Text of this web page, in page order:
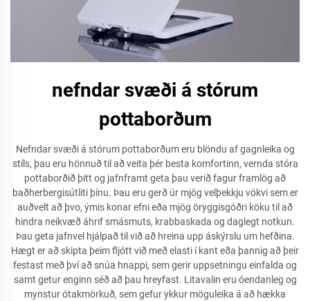
nefndar svæði á stórum
pottaborðum
Nefndar svæði á stórum pottaborðum eru blöndu af gagnleika og
stíls, þau eru hönnuð til að veita þér besta komfortinn, vernda stóra
pottaborðið þitt og jafnframt geta þau verið fagur framlög að
baðherbergisútliti þínu. Þau eru gerð úr mjög velþekkju vökvi sem er
auðvelt að þvo, ýmis konar efni eða mjög öryggisgóðri köku til að
hindra neikvæð áhrif smásmuts, krabbaskada og daglegt notkun.
Þau geta jafnvel hjálpað til við að hreina upp áskýrslu um hefðina.
Hægt er að skipta þeim fljótt við með elasti í kant eða þannig að þeir
festast með því að snúa hnappi, sem gerir uppsetningu einfalda og
samt getur enginn séð að þau hreyfast. Litavalin eru óendanleg og
mynstur ótakmörkuð, sem gefur ykkur möguleika á að hækka